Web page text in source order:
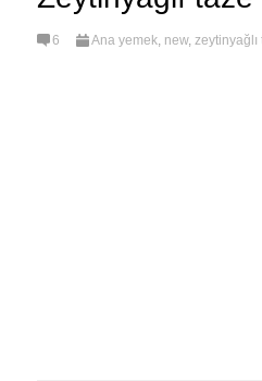
6 Ana yemek, new,